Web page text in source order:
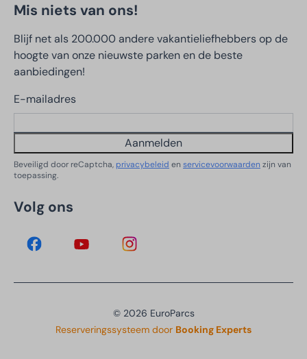
Mis niets van ons!
Blijf net als 200.000 andere vakantieliefhebbers op de
hoogte van onze nieuwste parken en de beste
aanbiedingen!
E-mailadres
Aanmelden
Beveiligd door reCaptcha, privacybeleid en servicevoorwaarden zijn van
toepassing.
Volg ons
© 2026 EuroParcs
Reserveringssysteem door Booking Experts